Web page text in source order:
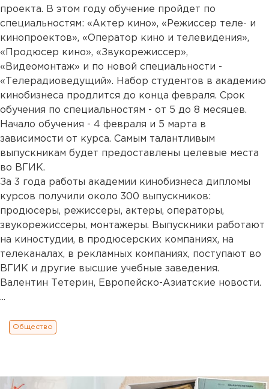
проекта. В этом году обучение пройдет по
специальностям: «Актер кино», «Режиссер теле- и
кинопроектов», «Оператор кино и телевидения»,
«Продюсер кино», «Звукорежиссер»,
«Видеомонтаж» и по новой специальности -
«Телерадиоведущий». Набор студентов в академию
кинобизнеса продлится до конца февраля. Срок
обучения по специальностям - от 5 до 8 месяцев.
Начало обучения - 4 февраля и 5 марта в
зависимости от курса. Самым талантливым
выпускникам будет предоставлены целевые места
во ВГИК.
За 3 года работы академии кинобизнеса дипломы
курсов получили около 300 выпускников:
продюсеры, режиссеры, актеры, операторы,
звукорежиссеры, монтажеры. Выпускники работают
на киностудии, в продюсерских компаниях, на
телеканалах, в рекламных компаниях, поступают во
ВГИК и другие высшие учебные заведения.
Валентин Тетерин, Европейско-Азиатские новости.
...
Общество